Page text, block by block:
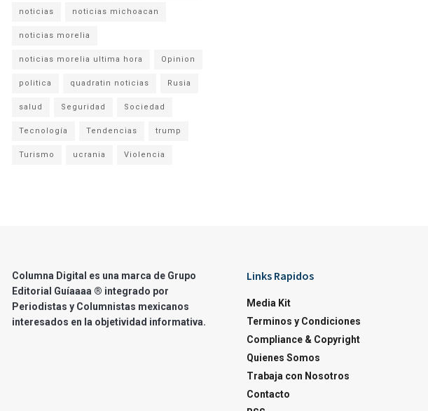
noticias noticias michoacan
noticias morelia
noticias morelia ultima hora Opinion
politica quadratin noticias Rusia
salud Seguridad Sociedad
Tecnología Tendencias trump
Turismo ucrania Violencia
Columna Digital es una marca de Grupo
Editorial Guíaaaa ® integrado por
Periodistas y Columnistas mexicanos
interesados en la objetividad informativa.
Links Rapidos
Media Kit
Terminos y Condiciones
Compliance & Copyright
Quienes Somos
Trabaja con Nosotros
Contacto